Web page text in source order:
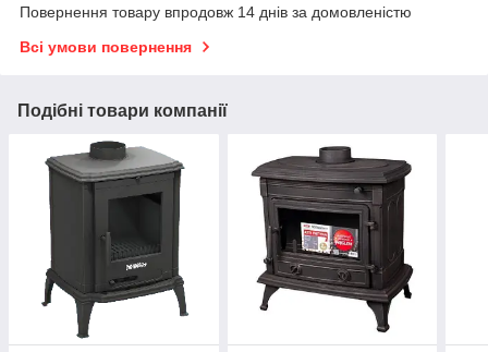
Повернення товару впродовж 14 днів за домовленістю
Всі умови повернення
Подібні товари компанії